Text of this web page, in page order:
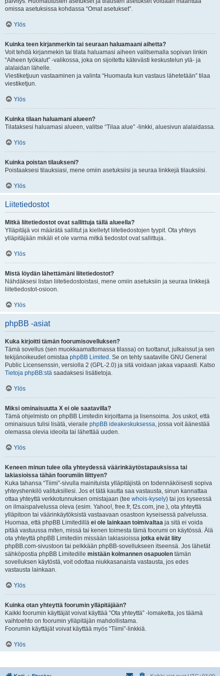
omissa asetuksissa kohdassa “Omat asetukset”.
Ylös
Kuinka teen kirjanmerkin tai seuraan haluamaani aihetta?
Voit tehdä kirjanmekin tai tilata haluamasi aiheen valitsemalla sopivan linkin
“Aiheen työkalut” -valikossa, joka on sijoitettu kätevästi keskustelun ylä- ja
alalaidan lähelle.
Viestiketjuun vastaaminen ja valinta “Huomauta kun vastaus lähetetään” tilaa
viestiketjun.
Ylös
Kuinka tilaan haluamani alueen?
Tilataksesi haluamasi alueen, valitse “Tilaa alue” -linkki, aluesivun alalaidassa.
Ylös
Kuinka poistan tilaukseni?
Poistaaksesi tilauksiasi, mene omiin asetuksiisi ja seuraa linkkejä tilauksiisi.
Ylös
Liitetiedostot
Mitkä liitetiedostot ovat sallittuja tällä alueella?
Ylläpitäjä voi määrätä sallitut ja kielletyt liitetiedostojen tyypit. Ota yhteys
ylläpitäjään mikäli et ole varma mitkä tiedostot ovat sallittuja..
Ylös
Mistä löydän lähettämäni liitetiedostot?
Nähdäksesi listan liitetiedostoistasi, mene omiin asetuksiin ja seuraa linkkejä
liitetiedostot-osioon.
Ylös
phpBB -asiat
Kuka kirjoitti tämän foorumisovelluksen?
Tämä sovellus (sen muokkaamattomassa tilassa) on tuottanut, julkaissut ja sen
tekijänoikeudet omistaa phpBB Limited . Se on tehty saataville GNU General
Public Licensenssin, versiolla 2 (GPL-2.0) ja sitä voidaan jakaa vapaasti. Katso
Tietoja phpBB:stä saadaksesi lisätietoja.
Ylös
Miksi ominaisuutta X ei ole saatavilla?
Tämä ohjelmisto on phpBB Limitedin kirjoittama ja lisensoima. Jos uskot, että
ominaisuus tulisi lisätä, vieraile phpBB ideakeskuksessa, jossa voit äänestää
olemassa olevia ideoita tai lähettää uuden.
Ylös
Keneen minun tulee olla yhteydessä väärinkäytöstapauksissa tai
lakiasioissa tähän foorumiin liittyen?
Kuka tahansa “Tiimi”-sivulla mainituista ylläpitäjistä on todennäköisesti sopiva
yhteyshenkilö valituksillesi. Jos et tätä kautta saa vastausta, sinun kannattaa
ottaa yhteyttä verkkotunnuksen omistajaan (tee whois-kysely) tai jos kyseessä
on ilmaispalvelussa oleva (esim. Yahoo!, free.fr, f2s.com, jne.), ota yhteyttä
ylläpitoon tai väärinkäytöksistä vastaavaan osastoon kyseisessä palvelussa.
Huomaa, että phpBB Limitedillä ei ole lainkaan toimivaltaa ja sitä ei voida
pitää vastuussa miten, missä tai kenen toimesta tämä foorumi on käytössä. Älä
ota yhteyttä phpBB Limitediin missään lakiasioissa jotka eivät liity
phpBB.com-sivustoon tai pelkkään phpBB-sovellukseen itseensä. Jos lähetät
sähköpostia phpBB Limitedille mistään kolmannen osapuolen tämän
sovelluksen käytöstä, voit odottaa niukkasanaista vastausta, jos edes
vastausta lainkaan.
Ylös
Kuinka otan yhteyttä foorumin ylläpitäjään?
Kaikki foorumin käyttäjät voivat käyttää “Ota yhteyttä” -lomaketta, jos täämä
vaihtoehto on foorumin ylläpitäjän mahdollistama.
Foorumin käyttäjät voivat käyttää myös “Tiimi”-linkkiä.
Ylös